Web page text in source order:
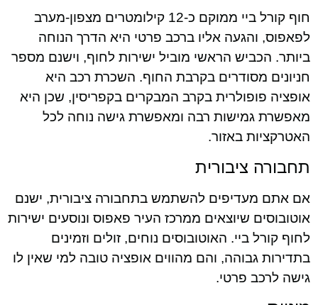
חוף קורל ביי ממוקם כ-12 קילומטרים מצפון-מערב
לפאפוס, והגעה אליו ברכב פרטי היא הדרך הנוחה
ביותר. הכביש הראשי מוביל ישירות לחוף, וישנם מספר
חניונים מסודרים בקרבת החוף. השכרת רכב היא
אופציה פופולרית בקרב המבקרים בקפריסין, שכן היא
מאפשרת גמישות רבה ומאפשרת גישה נוחה לכל
האטרקציות באזור.
תחבורה ציבורית
אם אתם מעדיפים להשתמש בתחבורה ציבורית, ישנם
אוטובוסים שיוצאים ממרכז העיר פאפוס ונוסעים ישירות
לחוף קורל ביי. האוטובוסים נוחים, זולים וזמינים
בתדירות גבוהה, והם מהווים אופציה טובה למי שאין לו
גישה לרכב פרטי.